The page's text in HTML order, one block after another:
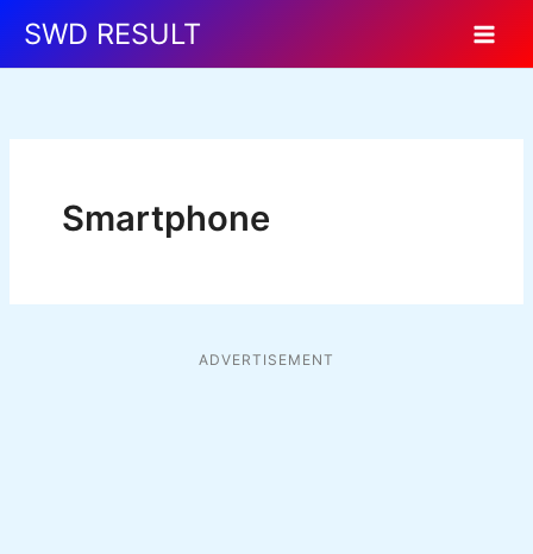
content
SWD RESULT
Smartphone
ADVERTISEMENT